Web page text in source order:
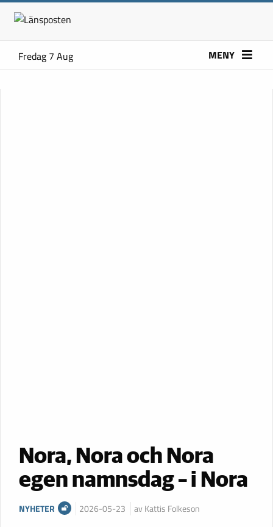
Fredag 7 Aug MENY
Nora, Nora och Nora
egen namnsdag – i Nora
NYHETER 2026-05-23 av Kattis Folkeson